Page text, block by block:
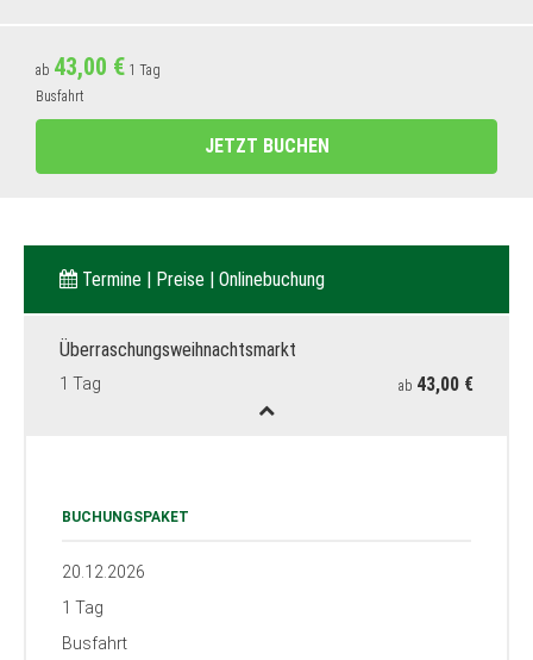
ab 43,00 € 1 Tag
Busfahrt
JETZT BUCHEN
Termine | Preise | Onlinebuchung
Überraschungsweihnachtsmarkt
1 Tag ab 43,00 €
BUCHUNGSPAKET
20.12.2026
1 Tag
Busfahrt